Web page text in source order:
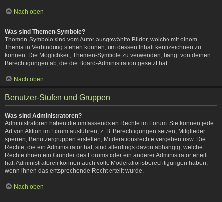
Nach oben
Was sind Themen-Symbole?
Themen-Symbole sind vom Autor ausgewählte Bilder, welche mit einem
Thema in Verbindung stehen können, um dessen Inhalt kennzeichnen zu
können. Die Möglichkeit, Themen-Symbole zu verwenden, hängt von deinen
Berechtigungen ab, die die Board-Administration gesetzt hat.
Nach oben
Benutzer-Stufen und Gruppen
Was sind Administratoren?
Administratoren haben die umfassendsten Rechte im Forum. Sie können jede
Art von Aktion im Forum ausführen; z. B. Berechtigungen setzen, Mitglieder
sperren, Benutzergruppen erstellen, Moderationsrechte vergeben usw. Die
Rechte, die ein Administrator hat, sind allerdings davon abhängig, welche
Rechte ihnen ein Gründer des Forums oder ein anderer Administrator erteilt
hat. Administratoren können auch volle Moderationsberechtigungen haben,
wenn ihnen das entsprechende Recht erteilt wurde.
Nach oben